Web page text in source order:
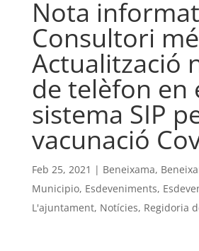
Nota
Consultori
Actualització
de telèfon en
sistema SIP
vacunació
Feb 25, 2021 | Beneixama,
Municipio, Esdeveniments,
L'ajuntament, Notícies, Regidoria